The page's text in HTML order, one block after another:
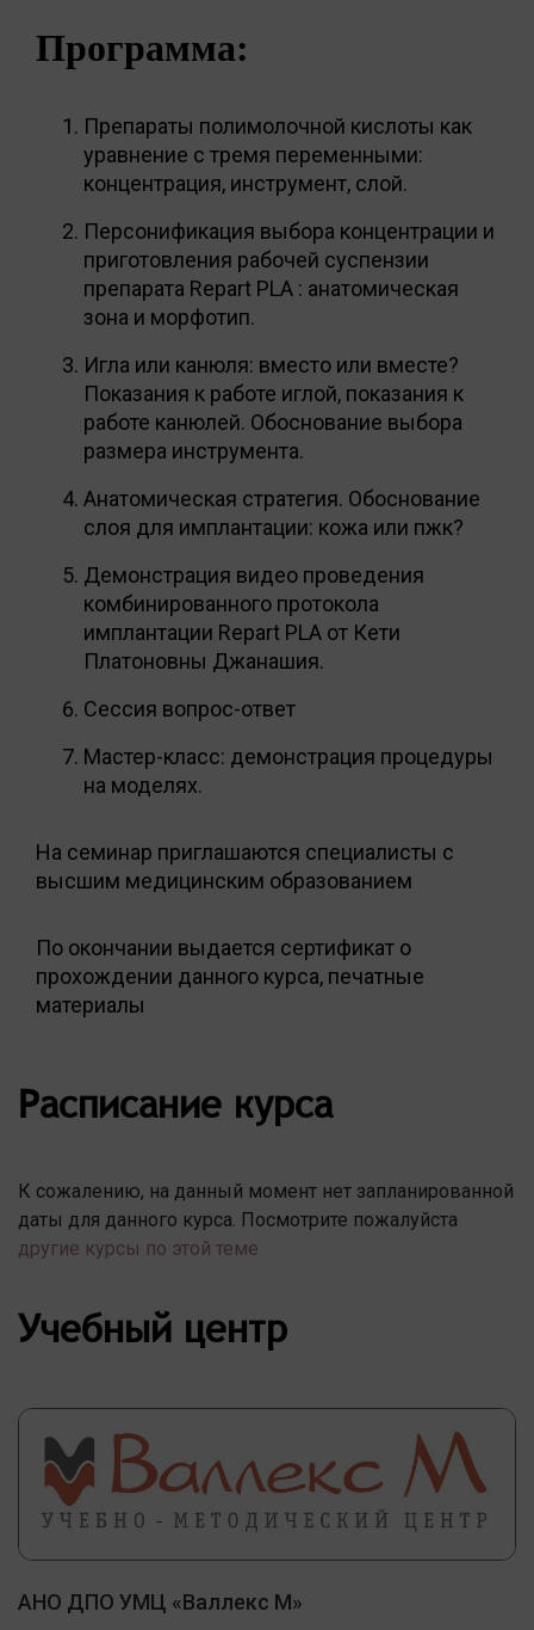
Программа:
Препараты полимолочной кислоты как
уравнение с тремя переменными:
концентрация, инструмент, слой.
Персонификация выбора концентрации и
приготовления рабочей суспензии
препарата Repart PLA : анатомическая
зона и морфотип.
Игла или канюля: вместо или вместе?
Показания к работе иглой, показания к
работе канюлей. Обоснование выбора
размера инструмента.
Анатомическая стратегия. Обоснование
слоя для имплантации: кожа или пжк?
Демонстрация видео проведения
комбинированного протокола
имплантации Repart PLA от Кети
Платоновны Джанашия.
Сессия вопрос-ответ
Мастер-класс: демонстрация процедуры
на моделях.
На семинар приглашаются специалисты с
высшим медицинским образованием
По окончании выдается сертификат о
прохождении данного курса, печатные
материалы
Расписание курса
К сожалению, на данный момент нет запланированной
даты для данного курса. Посмотрите пожалуйста
другие курсы по этой теме
Учебный центр
АНО ДПО УМЦ «Валлекс М»